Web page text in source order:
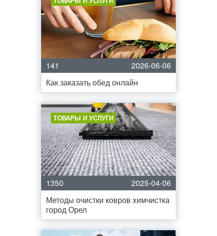
141
2026-06-06
Как заказать обед онлайн
ТОВАРЫ И УСЛУГИ
1350
2025-04-06
Методы очистки ковров химчистка
город Орел